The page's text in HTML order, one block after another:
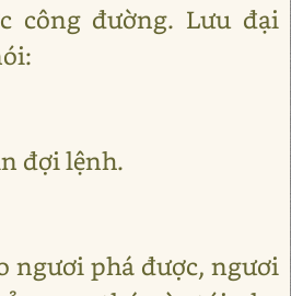
công đường. Lưu đại
đợi lệnh.
ngươi phá được, ngươi